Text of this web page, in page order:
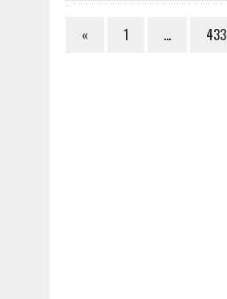
« 1 … 433